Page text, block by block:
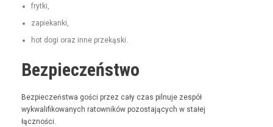
fry­t­ki,
zapiekan­ki,
hot dogi oraz inne przekąski.
Bezpieczeństwo
Bez­pieczeńst­wa goś­ci przez cały czas pil­nu­je zespół
wyk­wal­i­fikowanych ratown­ików pozosta­ją­cych w stałej
łączności.